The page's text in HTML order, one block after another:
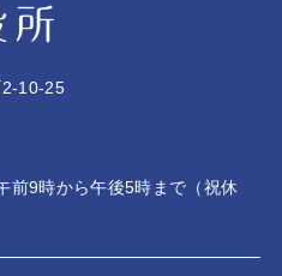
2-10-25
前9時から午後5時まで（祝休